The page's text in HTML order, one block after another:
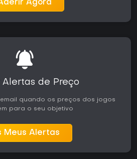
Agora
Alertas de Preço
quando os preços dos jogos
para o seu objetivo
Meus Alertas